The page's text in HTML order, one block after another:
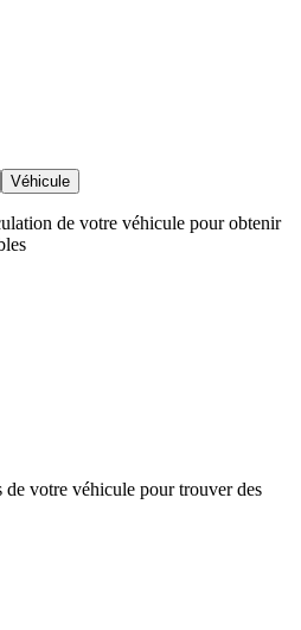
Véhicule
de votre véhicule pour obtenir
de votre véhicule pour trouver des